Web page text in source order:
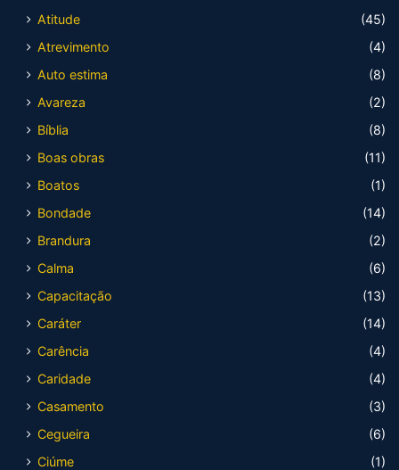
Atitude
(45)
Atrevimento
(4)
Auto estima
(8)
Avareza
(2)
Bíblia
(8)
Boas obras
(11)
Boatos
(1)
Bondade
(14)
Brandura
(2)
Calma
(6)
Capacitação
(13)
Caráter
(14)
Carência
(4)
Caridade
(4)
Casamento
(3)
Cegueira
(6)
Ciúme
(1)